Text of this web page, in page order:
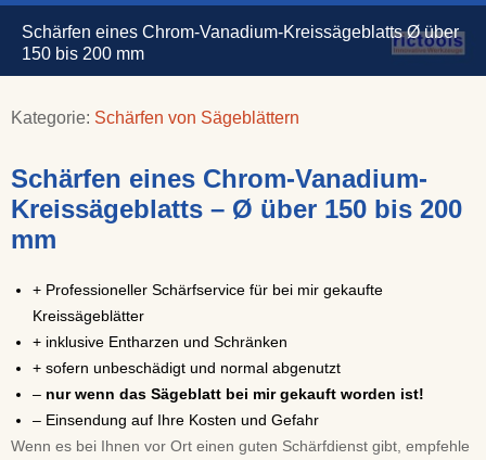
Schärfen eines Chrom-Vanadium-Kreissägeblatts Ø über
150 bis 200 mm
Kategorie: Schärfen von Sägeblättern
Schärfen eines Chrom-Vanadium-
Kreissägeblatts – Ø über 150 bis 200
mm
+ Professioneller Schärfservice für bei mir gekaufte
Kreissägeblätter
+ inklusive Entharzen und Schränken
+ sofern unbeschädigt und normal abgenutzt
– nur wenn das Sägeblatt bei mir gekauft worden ist!
– Einsendung auf Ihre Kosten und Gefahr
Wenn es bei Ihnen vor Ort einen guten Schärfdienst gibt, empfehle